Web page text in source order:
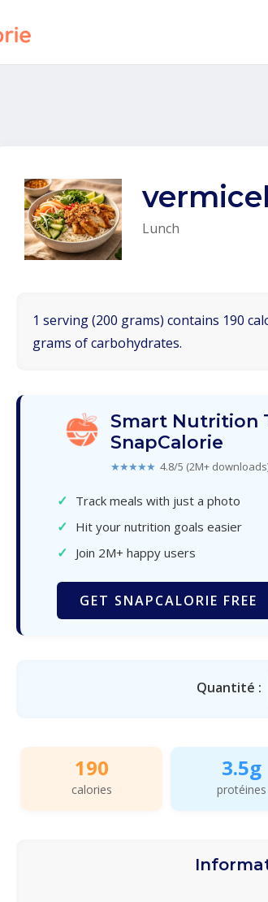
Lunch
1 serving (200 grams) contains 190
grams of carbohydrates.
Smart Nutrition
SnapCalorie
★★★★★ 4.8/5 (2M+
✓ Track meals with just a photo
✓ Hit your nutrition goals easier
✓ Join 2M+ happy users
GET SNAPCALORIE FREE
Quantité :
190
calories
3.5g
protéines